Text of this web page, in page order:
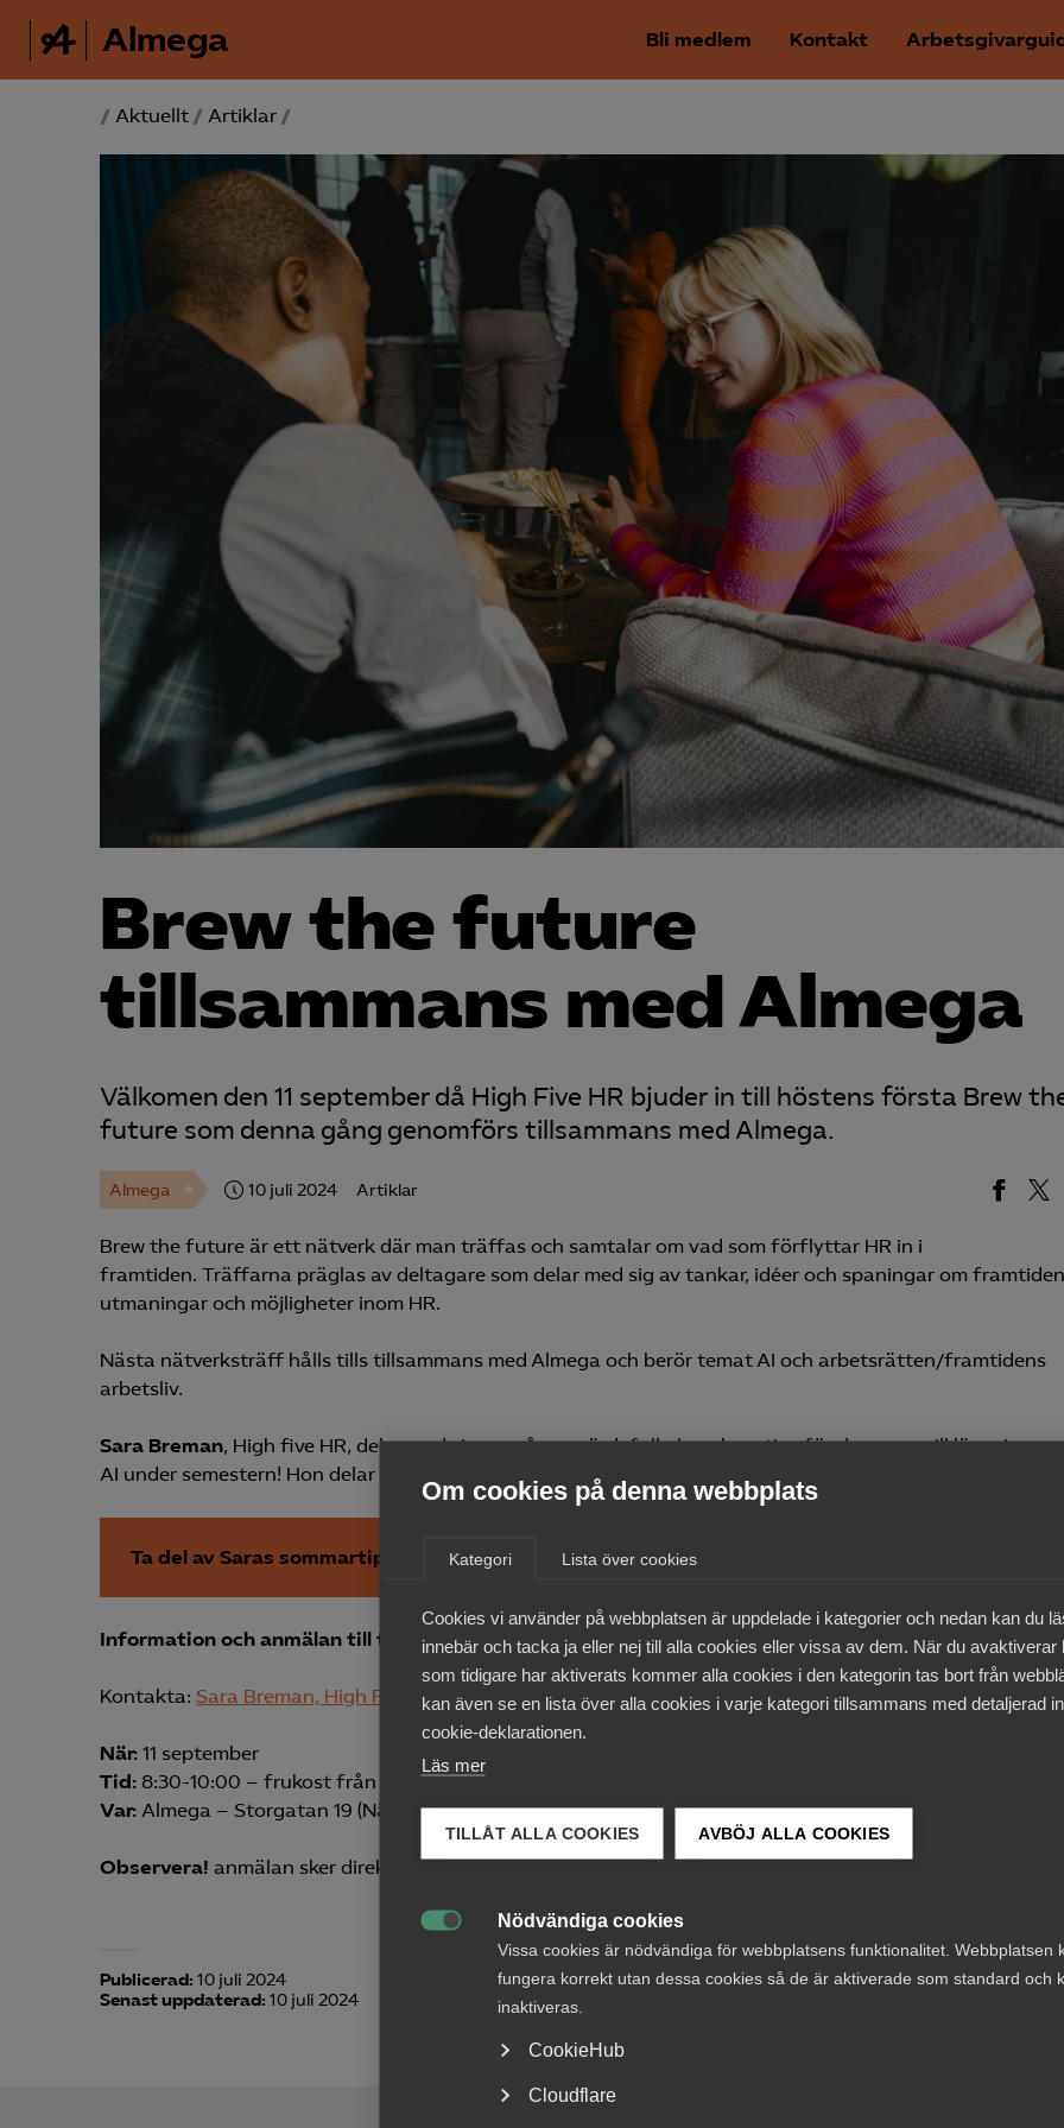
Om cookies på denna webbplats
Kategori Lista över cookies
Cookies vi använder på webbplatsen är uppdelade i kategorier och nedan kan du
innebär och tacka ja eller nej till alla cookies eller vissa av dem. När du avaktiverar
som tidigare har aktiverats kommer alla cookies i den kategorin tas bort från
kan även se en lista över alla cookies i varje kategori tillsammans med detaljerad
cookie-deklarationen.
Läs mer
TILLÅT ALLA COOKIES AVBÖJ ALLA COOKIES
Nödvändiga cookies
Vissa cookies är nödvändiga för webbplatsens funktionalitet. Webbplatsen
fungera korrekt utan dessa cookies så de är aktiverade som standard och
inaktiveras.
CookieHub
Cloudflare
Almega Bli medlem Kontakt
/ Aktuellt / Artiklar /
Brew the future
tillsammans med Almega
Välkomen den 11 september då High Five HR bjuder in till höstens första Brew
future som denna gång genomförs tillsammans med Almega.
Almega 10 juli 2024 Artiklar
Brew the future är ett nätverk där man träffas och samtalar om vad som förflyttar HR in i
framtiden. Träffarna präglas av deltagare som delar med sig av tankar, idéer och spaningar om
utmaningar och möjligheter inom HR.
Nästa nätverksträff hålls tills tillsammans med Almega och berör temat AI och arbetsrätten/framtidens
arbetsliv.
Sara Breman, High five HR, delar med sig av många värdefulla kunskapstips för dem som vill lära sig mer
AI under semestern! Hon delar bland med sig av spännande en läslista.
Ta del av Saras sommartips här
Information och anmälan till träffen
Kontakta: Sara Breman, High Five HR
När: 11 september
Tid: 8:30-10:00 – frukost från 8:10
Var: Almega – Storgatan 19 (Näringslivets Hus) STOCKHOLM
Observera! anmälan sker direkt via epost till Sara Breman
Publicerad: 10 juli 2024
Senast uppdaterad: 10 juli 2024